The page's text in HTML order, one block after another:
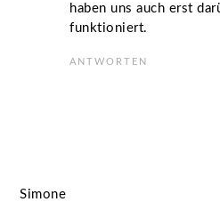
haben uns auch erst
funktioniert.
ANTWORTEN
Simone